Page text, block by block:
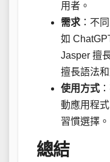
用者。
需求 ：不
如
Jasper 擅
擅長語法
使用方式
動應用程
習慣選擇。
總結